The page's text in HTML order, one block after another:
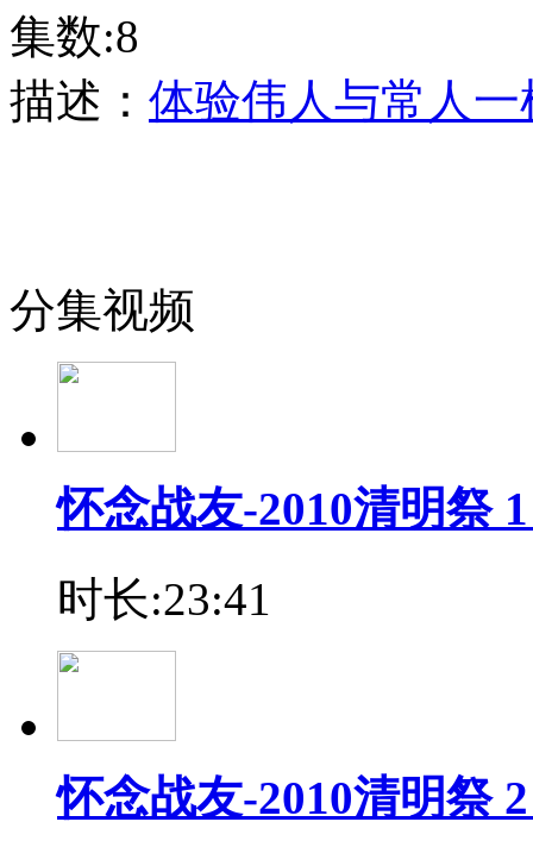
集数:8
描述： 体验伟人与常人
分集视频
怀念战友-2010清明祭
时长:23:41
怀念战友-2010清明祭